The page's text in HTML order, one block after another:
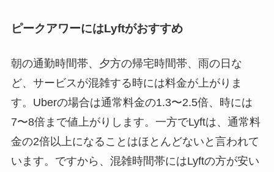
ピークアワーにはLyftがおすすめ
朝の通勤時間帯、夕方の帰宅時間帯、雨の日な
ど、サービスが混雑する時には料金が上がりま
す。Uberの場合は通常料金の1.3〜2.5倍、時には
7〜8倍まで値上がりします。一方でLyftは、通常料
金の2倍以上になることはほとんどないと言われて
います。ですから、混雑時間帯にはLyftの方が安い